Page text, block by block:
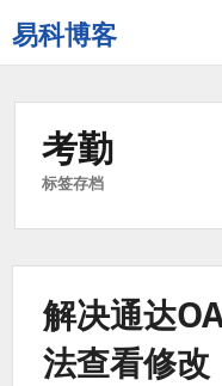
易科博客
考勤
标签存档
解决通达
法查看修改